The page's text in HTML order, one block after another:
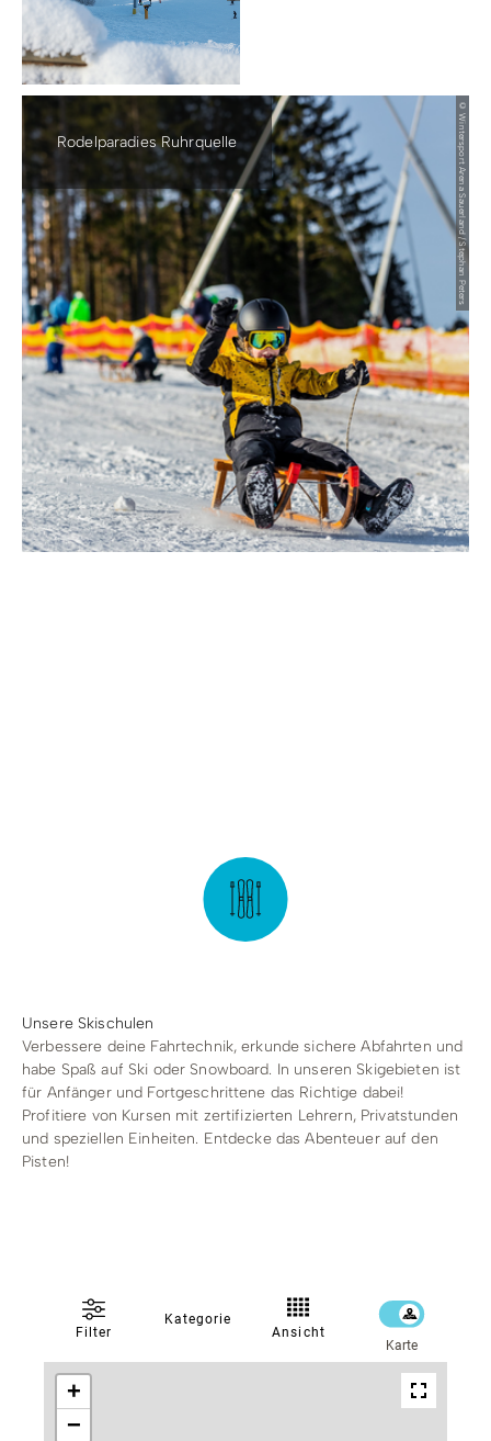
© Wintersport Arena Sauerland / Stephan Peters
Rodelparadies Ruhrquelle
Unsere Skischulen
Verbessere deine Fahrtechnik, erkunde sichere Abfahrten und
habe Spaß auf Ski oder Snowboard. In unseren Skigebieten ist
für Anfänger und Fortgeschrittene das Richtige dabei!
Profitiere von Kursen mit zertifizierten Lehrern, Privatstunden
und speziellen Einheiten. Entdecke das Abenteuer auf den
Pisten!
Filter
Kategorie
Ansicht
Karte